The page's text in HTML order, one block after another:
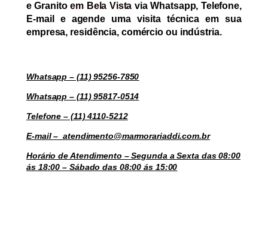
e Granitoem Bela Vista via Whatsapp, Telefone,
E-mail e agende uma visita técnica em sua
empresa, residência, comércio ou indústria.
Whatsapp – (11) 95256-7850
Whatsapp – (11) 95817-0514
Telefone – (11) 4110-5212
E-mail – atendimento@marmorariaddi.com.br
Horário de Atendimento – Segunda a Sexta das 08:00
ás 18:00 – Sábado das 08:00 ás 15:00